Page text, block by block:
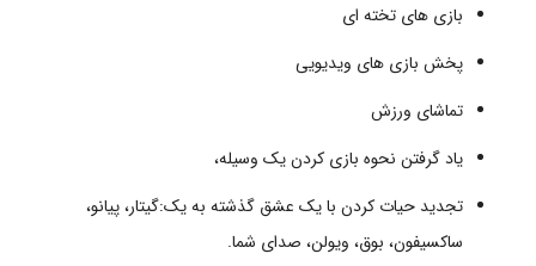
بازی های تخته ای
پخش بازی های ویدیویی
تماشای ورزش
یاد گرفتن نحوه بازی کردن یک وسیله،
تجدید حیات کردن با یک عشق گذشته به یک:گیتار، پیانو،
ساکسیفون، بوق، ویولن، صدای شما.